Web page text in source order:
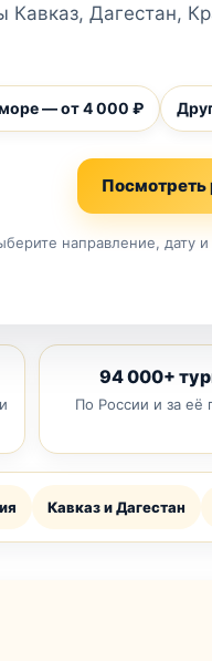
Кавказ, Дагестан,
— от 4 000 ₽
направление, дату
94 000+
По России и за её
Кавказ и Дагестан